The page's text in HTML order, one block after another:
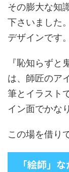
その膨大な知
下さいました
デザインです。
『恥知らず
は、師匠のア
筆とイラスト
イン面でかな
この場を借り
「絵師」